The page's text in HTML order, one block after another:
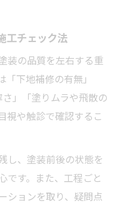
工チェック法
装の品質を左右する重
下地補修の有無」
さ」「塗りムラや飛散の
視や触診で確認するこ
し、塗装前後の状態を
です。また、工程ごと
ションを取り、疑問点